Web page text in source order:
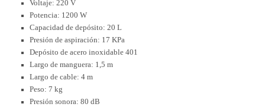
Voltaje: 220 V
Potencia: 1200 W
Capacidad de depósito: 20 L
Presión de aspiración: 17 KPa
Depósito de acero inoxidable 401
Largo de manguera: 1,5 m
Largo de cable: 4 m
Peso: 7 kg
Presión sonora: 80 dB